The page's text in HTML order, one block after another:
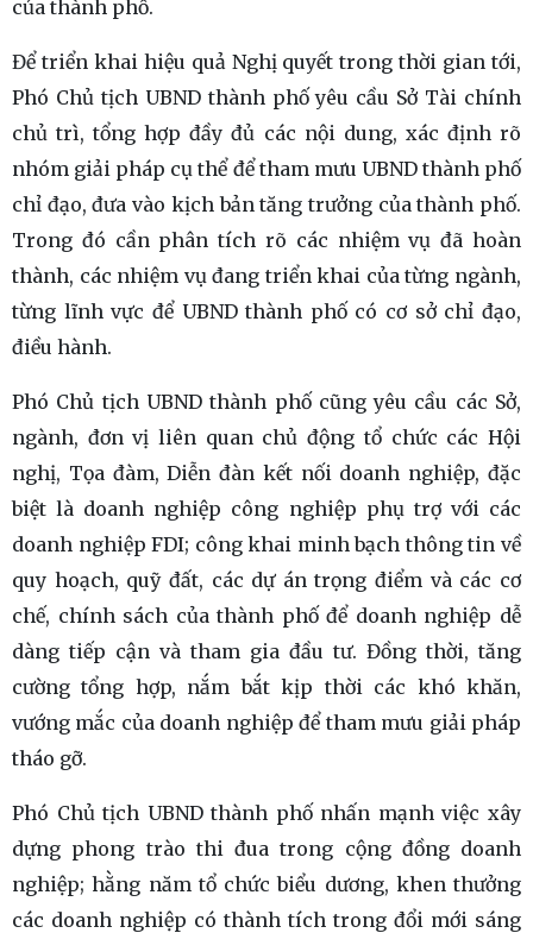
của thành phố.
Để triển khai hiệu quả Nghị quyết trong thời gian tới,
Phó Chủ tịch UBND thành phố yêu cầu Sở Tài chính
chủ trì, tổng hợp đầy đủ các nội dung, xác định rõ
nhóm giải pháp cụ thể để tham mưu UBND thành phố
chỉ đạo, đưa vào kịch bản tăng trưởng của thành phố.
Trong đó cần phân tích rõ các nhiệm vụ đã hoàn
thành, các nhiệm vụ đang triển khai của từng ngành,
từng lĩnh vực để UBND thành phố có cơ sở chỉ đạo,
điều hành.
Phó Chủ tịch UBND thành phố cũng yêu cầu các Sở,
ngành, đơn vị liên quan chủ động tổ chức các Hội
nghị, Tọa đàm, Diễn đàn kết nối doanh nghiệp, đặc
biệt là doanh nghiệp công nghiệp phụ trợ với các
doanh nghiệp FDI; công khai minh bạch thông tin về
quy hoạch, quỹ đất, các dự án trọng điểm và các cơ
chế, chính sách của thành phố để doanh nghiệp dễ
dàng tiếp cận và tham gia đầu tư. Đồng thời, tăng
cường tổng hợp, nắm bắt kịp thời các khó khăn,
vướng mắc của doanh nghiệp để tham mưu giải pháp
tháo gỡ.
Phó Chủ tịch UBND thành phố nhấn mạnh việc xây
dựng phong trào thi đua trong cộng đồng doanh
nghiệp; hằng năm tổ chức biểu dương, khen thưởng
các doanh nghiệp có thành tích trong đổi mới sáng